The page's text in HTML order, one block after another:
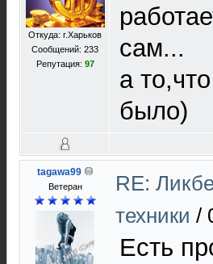
Откуда: г.Харьков
Сообщений: 233
Репутация: 97
сам...
а
было)
tagawa99
Ветеран
RE:
техники /
Есть